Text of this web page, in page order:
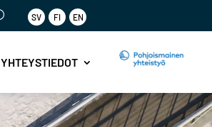
SV FI EN
YHTEYSTIEDOT